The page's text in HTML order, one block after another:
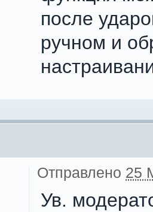
после
ручном и
Отправлено 25
Ув.